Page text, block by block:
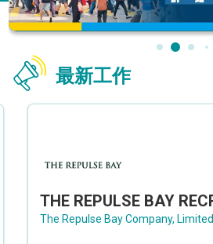
最新工作
The Repulse Bay Company, Limited